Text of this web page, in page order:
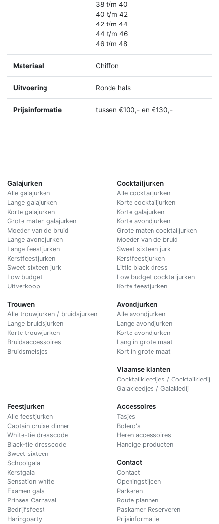
38 t/m 40
40 t/m 42
42 t/m 44
44 t/m 46
46 t/m 48
Materiaal Chiffon
Uitvoering Ronde hals
Prijsinformatie tussen €100,- en €130,-
Galajurken
Alle galajurken
Lange galajurken
Korte galajurken
Grote maten galajurken
Moeder van de bruid
Lange avondjurken
Lange feestjurken
Kerstfeestjurken
Sweet sixteen jurk
Low budget
Uitverkoop
Trouwen
Alle trouwjurken / bruidsjurken
Lange bruidsjurken
Korte trouwjurken
Bruidsaccessoires
Bruidsmeisjes
Cocktailjurken
Alle cocktailjurken
Korte cocktailjurken
Korte galajurken
Korte avondjurken
Grote maten cocktailjurken
Moeder van de bruid
Sweet sixteen jurk
Kerstfeestjurken
Little black dress
Low budget cocktailjurken
Korte feestjurken
Avondjurken
Alle avondjurken
Lange avondjurken
Korte avondjurken
Lang in grote maat
Kort in grote maat
Vlaamse klanten
Cocktailkleedjes / Cocktailkledij
Galakleedjes / Galakledij
Feestjurken
Alle feestjurken
Captain cruise dinner
White-tie dresscode
Black-tie dresscode
Sweet sixteen
Schoolgala
Kerstgala
Sensation white
Examen gala
Prinses Carnaval
Bedrijfsfeest
Haringparty
Accessoires
Tasjes
Bolero's
Heren accessoires
Handige producten
Contact
Contact
Openingstijden
Parkeren
Route plannen
Paskamer Reserveren
Prijsinformatie